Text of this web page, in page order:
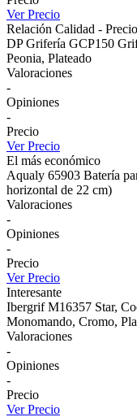
Ver Precio
Relación Calidad - Precio
DP Grifería GCP150
Peonia, Plateado
Valoraciones
-
Opiniones
-
Precio
Ver Precio
El más económico
Aqualy 65903 Batería
horizontal de 22 cm)
Valoraciones
-
Opiniones
-
Precio
Ver Precio
Interesante
Ibergrif M16357 Star,
Monomando, Cromo,
Valoraciones
-
Opiniones
-
Precio
Ver Precio